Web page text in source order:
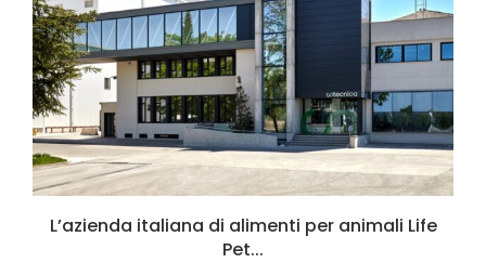
L’azienda italiana di alimenti per animali Life
Pet...